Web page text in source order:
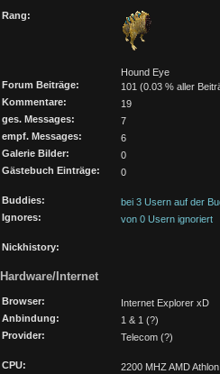
Rang:
Hound Eye
Forum Beiträge:
101 (0.03 % aller
Kommentare:
19
ges. Messages:
7
empf. Messages:
6
Galerie Bilder:
0
Gästebuch Einträge:
0
Buddies:
bei 3 Usern auf der
Ignores:
von 0 Usern ignoriert
Nickhistory:
Hardware/Internet
Browser:
Internet Explorer xD
Anbindung:
1 & 1 (?)
Provider:
Telecom (?)
CPU:
2200 MHZ AMD Athlon